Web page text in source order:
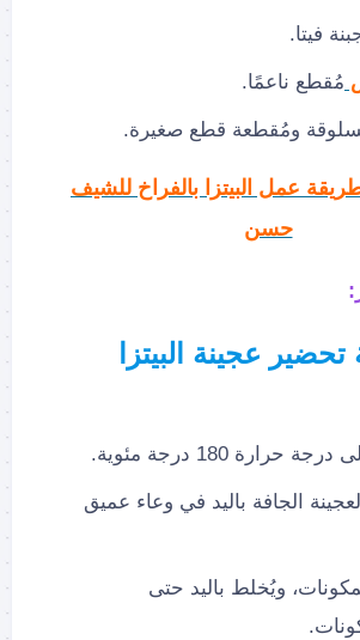
مُقطع ناعمًا.
عمل البيتزا بالفراخ للشيف
حسن
عجينة البيتزا
180 درجة مئوية.
الجافة باليد في وعاء عميق
ويُخلط باليد حتى